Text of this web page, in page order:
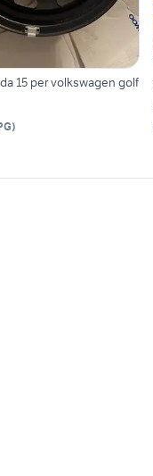
15 per volkswagen golf
)